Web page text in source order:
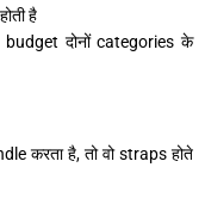
है
दोनों categories के
करता है, तो वो straps होते